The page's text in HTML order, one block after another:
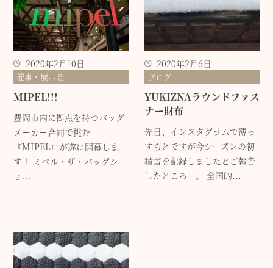
2020年2月10日
催事・展示会
MIPEL!!!
豊岡市内に拠点を持つバッグ
メーカー合同で挑む
『MIPEL』が遂に開幕しま
す！ ミペル・ザ・バッグシ
ョ...
2020年2月6日
ブログ
YUKIZNAラウンドファス
ナー財布
先日、インスタグラムで薄っ
すらとですが今シーズンの初
積雪を記録しましたとご報告
したところ－。 全国的...